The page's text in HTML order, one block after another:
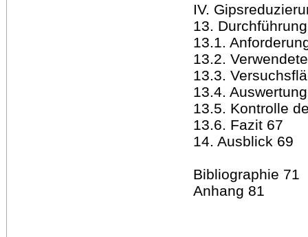
IV.
13.
13.1.
13.2.
13.3.
13.4.
13.5. Kontrolle
13.6. Fazit 67
14. Ausblick 69
Bibliographie 71
Anhang 81